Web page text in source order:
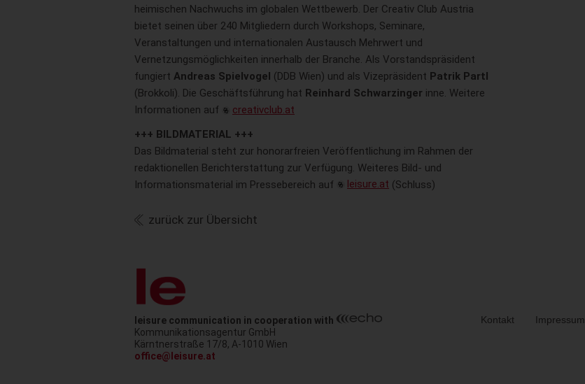
heimischen Nachwuchs im globalen Wettbewerb. Der Creativ Club Austria
bietet seinen über 240 Mitgliedern durch Workshops, Seminare,
Veranstaltungen und internationalen Austausch Mehrwert und
Vernetzungsmöglichkeiten innerhalb der Branche. Als Vorstandspräsident
fungiert Andreas Spielvogel (DDB Wien) und als Vizepräsident Patrik Partl
(Brokkoli). Die Geschäftsführung hat Reinhard Schwarzinger inne. Weitere
Informationen auf
creativclub.at
+++ BILDMATERIAL +++
Das Bildmaterial steht zur honorarfreien Veröffentlichung im Rahmen der
redaktionellen Berichterstattung zur Verfügung. Weiteres Bild- und
Informationsmaterial im Pressebereich auf
leisure.at (Schluss)
zurück zur Übersicht
leisure communication in cooperation with
Kommunikationsagentur GmbH
Kärntnerstraße 17/8, A-1010 Wien
office@leisure.at
Metanavigation
Kontakt Impressum